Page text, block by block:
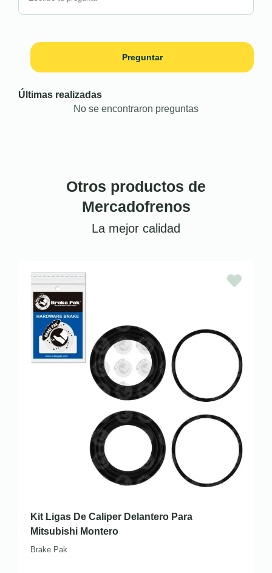
Preguntar
Últimas realizadas
No se encontraron preguntas
Otros productos de
Mercadofrenos
La mejor calidad
Kit Ligas De Caliper Delantero Para
Mitsubishi Montero
Brake Pak